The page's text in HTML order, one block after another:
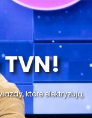
które elektryzują,